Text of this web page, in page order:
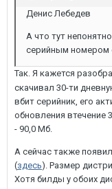
Денис Лебедев
А что тут
серийным номером
Так. Я кажется
скачивал 30-ти
вбит серийник, его
обновления втечение
- 90,0 Мб.
А сейчас также
(здесь). Размер
Хотя билды у обоих